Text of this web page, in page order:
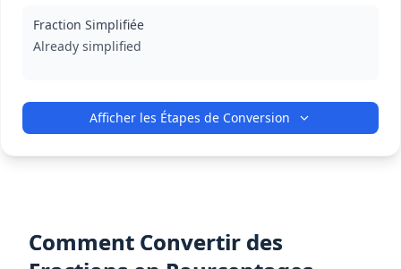
Fraction Simplifiée
Already simplified
Afficher les Étapes de Conversion
Comment Convertir des